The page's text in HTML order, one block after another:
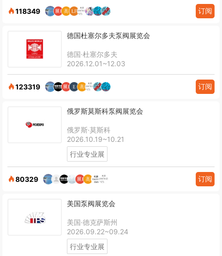
118349 订阅
德国杜塞尔多夫泵阀展览会
德国·杜塞尔多夫
2026.12.01~12.03
123319 订阅
俄罗斯莫斯科泵阀展览会
俄罗斯·莫斯科
2026.10.19~10.21
行业专业展
80329 订阅
美国泵阀展览会
美国·德克萨斯州
2026.09.22~09.24
行业专业展